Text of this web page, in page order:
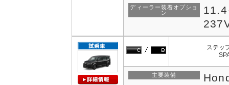
ディーラー装着オプショ
ン
ステッ
主要装備